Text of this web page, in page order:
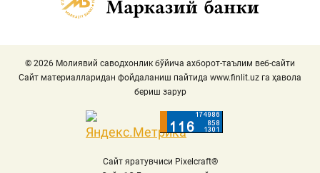
© 2026 Молиявий саводхонлик бўйича ахборот-таълим веб-сайти
Сайт материалларидан фойдаланиш пайтида www.finlit.uz га ҳавола
бериш зарур
Сайт яратувчиси Pixelcraft®